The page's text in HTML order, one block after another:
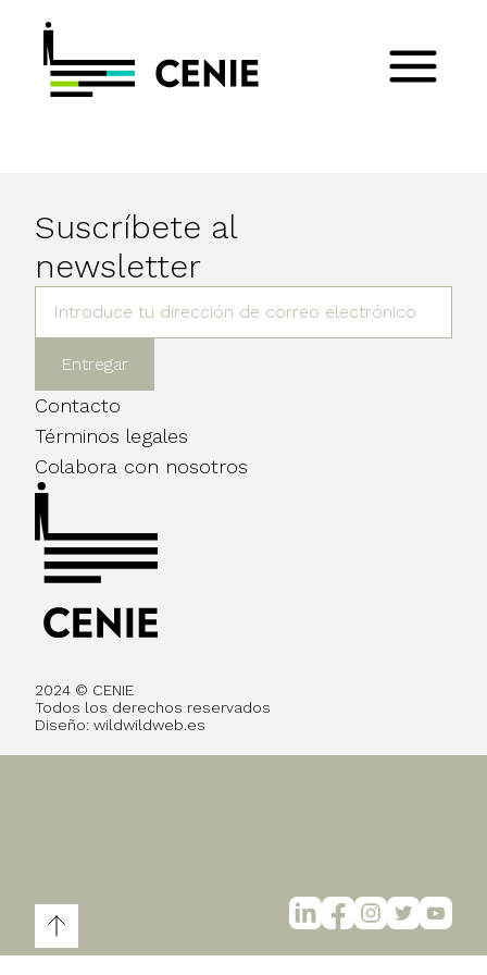
Suscríbete al
newsletter
Contacto
Términos legales
Colabora con nosotros
2024 © CENIE
Todos los derechos reservados
Diseño: wildwildweb.es